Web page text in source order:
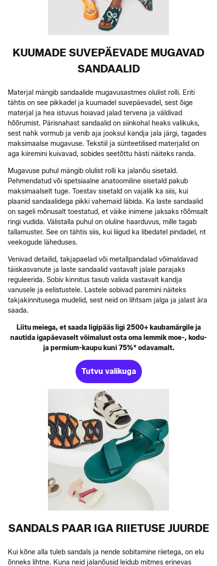
KUUMADE SUVEPÄEVADE MUGAVAD
SANDAALID
Materjal mängib sandaalide mugavusastmes olulist rolli. Eriti
tähtis on see pikkadel ja kuumadel suvepäevadel, sest õige
materjal ja hea istuvus hoiavad jalad tervena ja väldivad
hõõrumist. Pärisnahast sandaalid on siinkohal heaks valikuks,
sest nahk vormub ja venib aja jooksul kandja jala järgi, tagades
maksimaalse mugavuse. Tekstiil ja sünteetilised materjalid on
aga kiiremini kuivavad, sobides seetõttu hästi näiteks randa.
Mugavuse puhul mängib olulist rolli ka jalanõu sisetald.
Pehmendatud või spetsiaalne anatoomiline sisetald pakub
maksimaalselt tuge. Toestav sisetald on vajalik ka siis, kui
plaanid sandaalidega pikki vahemaid läbida. Ka laste sandaalid
on sageli mõnusalt toestatud, et väike inimene jaksaks rõõmsalt
ringi vudida. Välistalla puhul on oluline haarduvus, mille tagab
tallamuster. See on tähtis siis, kui liigud ka libedatel pindadel, nt
veekogude läheduses.
Venivad detailid, takjapaelad või metallpandalad võimaldavad
täiskasvanute ja laste sandaalid vastavalt jalale parajaks
reguleerida. Sobiv kinnitus tasub valida vastavalt kandja
vanusele ja eelistustele. Lastele sobivad paremini näiteks
takjakinnitusega mudelid, sest neid on lihtsam jalga ja jalast ära
saada.
Liitu meiega, et saada ligipääs ligi 2500+ kaubamärgile ja
nautida igapäevaselt võimalust osta oma lemmik moe-, kodu-
ja permium-kaupu kuni 75%* odavamalt.
Tutvu valikuga
SANDALS PAAR IGA RIIETUSE JUURDE
Kui kõne alla tuleb sandals ja nende sobitamine riietega, on elu
õnneks lihtne. Kuna neid jalanõusid leidub mitmes erinevas